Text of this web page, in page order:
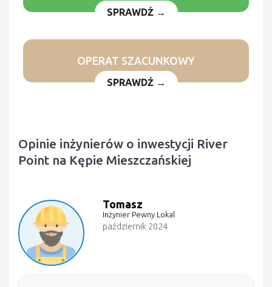
SPRAWDŹ →
OPERAT SZACUNKOWY
SPRAWDŹ →
Opinie inżynierów o inwestycji River
Point na Kępie Mieszczańskiej
Tomasz
Inżynier Pewny Lokal
październik 2024